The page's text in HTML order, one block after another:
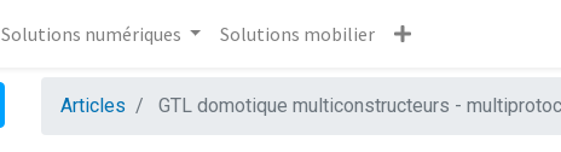
Solutions numériques Solutions mobilier
Articles GTL domotique multiconstructeurs -